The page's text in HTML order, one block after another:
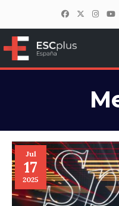
ESCplus
Jul
17
2025